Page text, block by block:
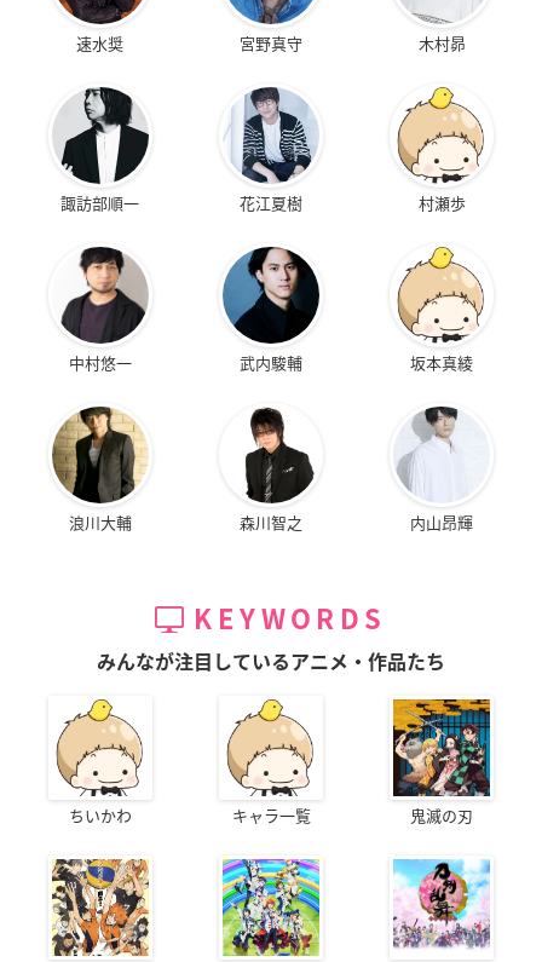
速水奨 宮野真守 木村昴
諏訪部順一 花江夏樹 村瀬歩
中村悠一 武内駿輔 坂本真綾
浪川大輔 森川智之 内山昂輝
KEYWORDS
みんなが注目しているアニメ・作品たち
ちいかわ キャラ一覧 鬼滅の刃